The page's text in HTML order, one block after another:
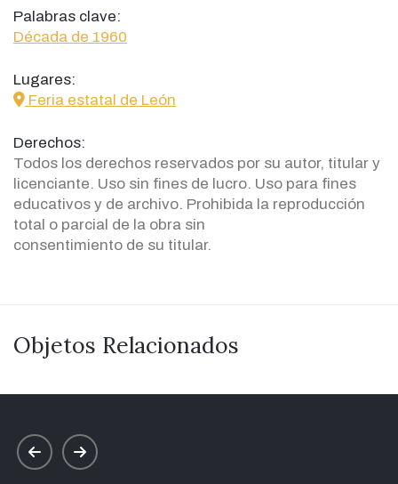
Palabras clave:
Década de 1960
Lugares:
icon
Feria estatal de León
Derechos:
Todos los derechos reservados por su autor, titular y
licenciante. Uso sin fines de lucro. Uso para fines
educativos y de archivo. Prohibida la reproducción
total o parcial de la obra sin
consentimiento de su titular.
Objetos Relacionados
prev next